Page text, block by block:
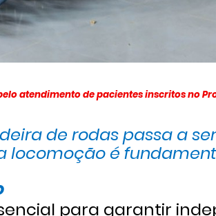
atendimento de pacientes inscritos no
de rodas passa a
locomoção é
para garantir